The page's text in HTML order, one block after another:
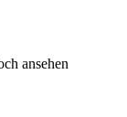
ansehen